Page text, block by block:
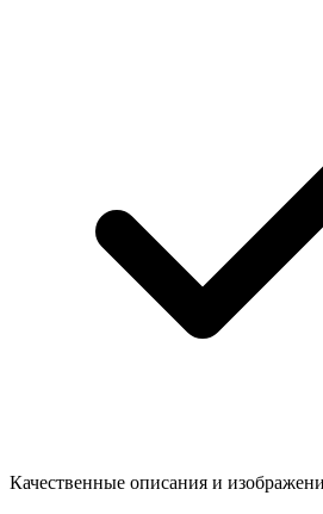
Качественные описания и